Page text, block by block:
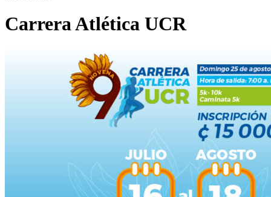
Carrera Atlética UCR